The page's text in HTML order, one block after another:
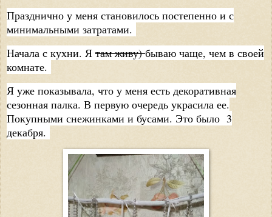
Празднично у меня становилось постепенно и с
минимальными затратами.
Начала с кухни. Я там живу)бываю чаще, чем в своей
комнате.
Я уже показывала, что у меня есть декоративная
сезонная палка. В первую очередь украсила ее.
Покупными снежинками и бусами. Это было 3
декабря.